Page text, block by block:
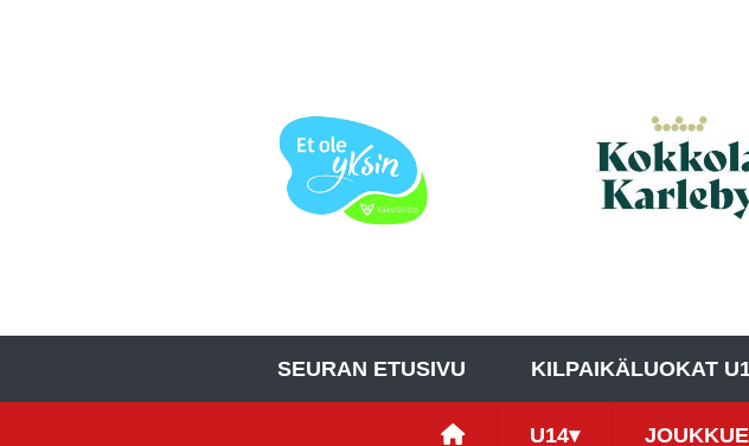
SEURAN ETUSIVU KILPAIKÄLUOKAT
U14▾ JOUKKUE